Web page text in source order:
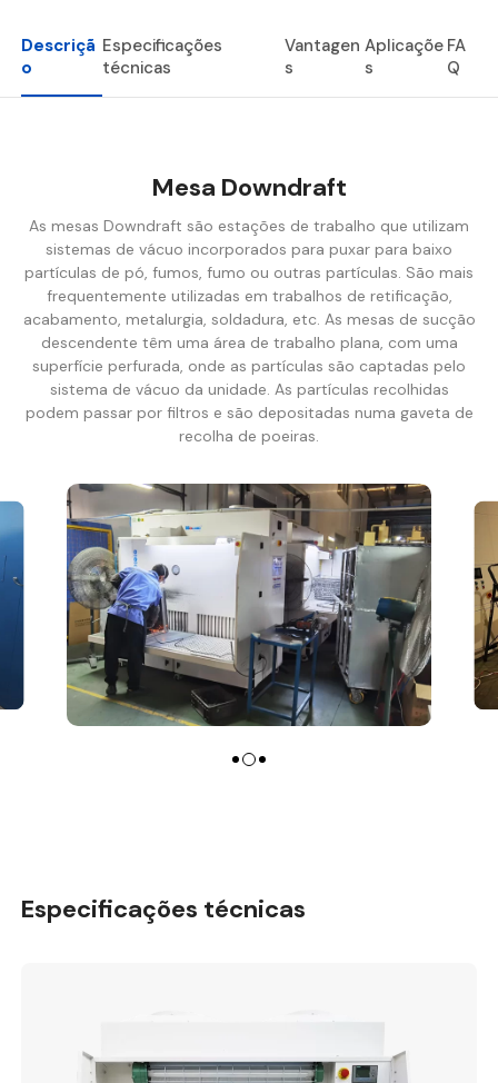
Descriçã
o
Especificações
técnicas
Vantagen
s
Aplicaçõe
s
FA
Q
Mesa Downdraft
As mesas Downdraft são estações de trabalho que utilizam
sistemas de vácuo incorporados para puxar para baixo
partículas de pó, fumos, fumo ou outras partículas. São mais
frequentemente utilizadas em trabalhos de retificação,
acabamento, metalurgia, soldadura, etc. As mesas de sucção
descendente têm uma área de trabalho plana, com uma
superfície perfurada, onde as partículas são captadas pelo
sistema de vácuo da unidade. As partículas recolhidas
podem passar por filtros e são depositadas numa gaveta de
recolha de poeiras.
Especificações técnicas